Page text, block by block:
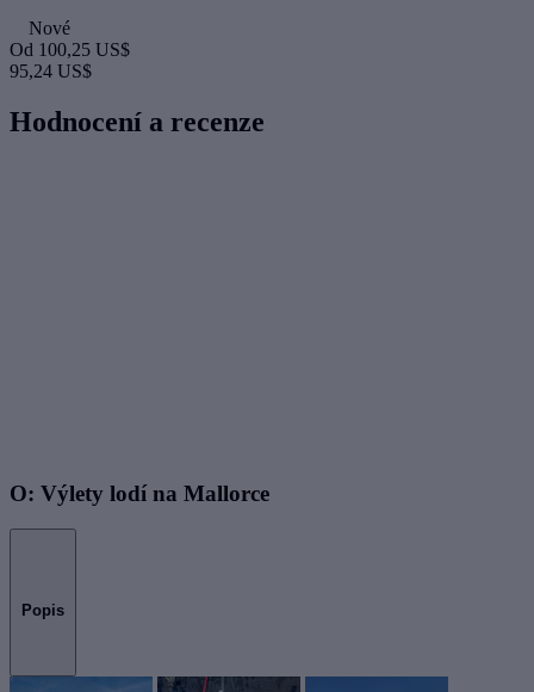
Nové
Od 100,25 US$
95,24 US$
Hodnocení a recenze
O: Výlety lodí na Mallorce
Popis